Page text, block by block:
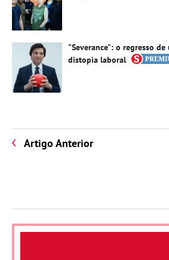
"Severance": o regresso de
distopia laboral
Artigo Anterior